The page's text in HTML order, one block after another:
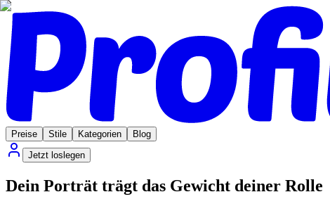
Preise Stile Kategorien
Blog
Jetzt loslegen
Dein Porträt trägt das Gewicht deiner Rolle